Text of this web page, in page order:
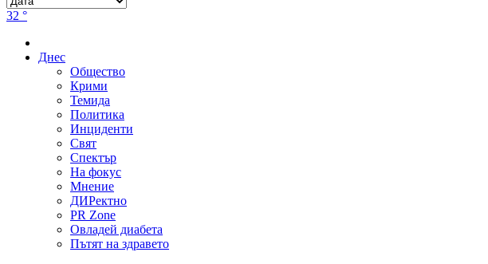
32 °
Днес
Общество
Крими
Темида
Политика
Инциденти
Свят
Спектър
На фокус
Мнение
ДИРектно
PR Zone
Овладей диабета
Пътят на здравето